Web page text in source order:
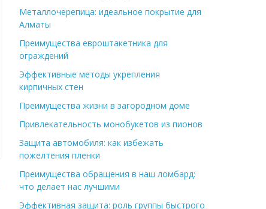
Металлочерепица: идеальное покрытие для
Алматы
Преимущества евроштакетника для
ограждений
Эффективные методы укрепления
кирпичных стен
Преимущества жизни в загородном доме
Привлекательность монобукетов из пионов
Защита автомобиля: как избежать
пожелтения пленки
Преимущества обращения в наш ломбард:
что делает нас лучшими
Эффективная защита: роль группы быстрого